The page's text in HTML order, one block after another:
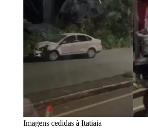
Imagens cedidas à Itatiaia